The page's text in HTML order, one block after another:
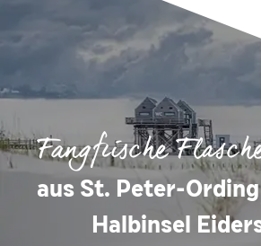
Fangfrische
aus St. Peter-
Halbinsel